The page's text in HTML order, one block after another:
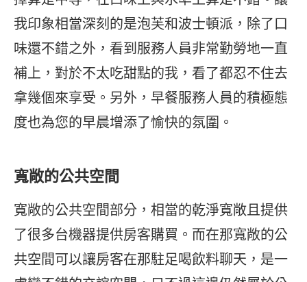
我印象相當深刻的是泡芙和波士頓派，除了口
味還不錯之外，看到服務人員非常勤勞地一直
補上，對於不太吃甜點的我，看了都忍不住去
拿幾個來享受。另外，早餐服務人員的積極態
度也為您的早晨增添了愉快的氛圍。
寬敞的公共空間
寬敞的公共空間部分，相當的乾淨寬敞且提供
了很多台機器提供房客購買。而在那寬敞的公
共空間可以讓房客在那駐足喝飲料聊天，是一